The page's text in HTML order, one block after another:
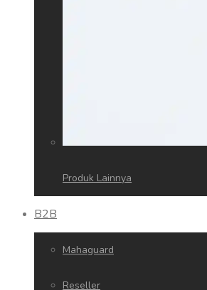
Produk Lainnya
B2B
Mahaguard
Reseller